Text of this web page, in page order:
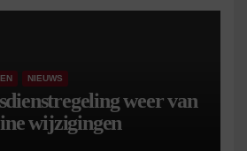
NIEUWS
weer van
wijzigingen